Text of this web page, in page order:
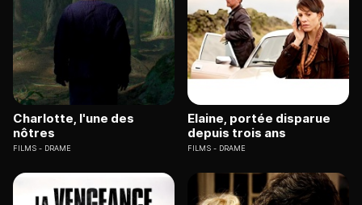
Charlotte, l'une des
nôtres
FILMS DRAME
Elaine, portée disparue
depuis trois ans
FILMS DRAME